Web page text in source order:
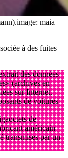
image: maia
à des fuites
des données
(archives en
sur Internet.
de voitures
de
américain
transmises par un